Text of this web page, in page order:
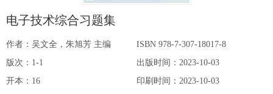
电子技术综合习题集
作者：吴文全，朱旭芳 主编
版次：1-1
开本：16
ISBN 978-7-307-18017-8
出版时间：2023-10-03
印刷时间：2023-10-03